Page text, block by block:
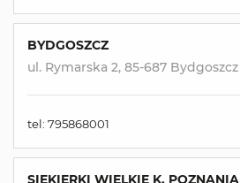
BYDGOSZCZ
ul. Rymarska 2, 85-687 Bydgoszcz
tel: 795868001
SIEKIERKI WIELKIE K. POZNANIA